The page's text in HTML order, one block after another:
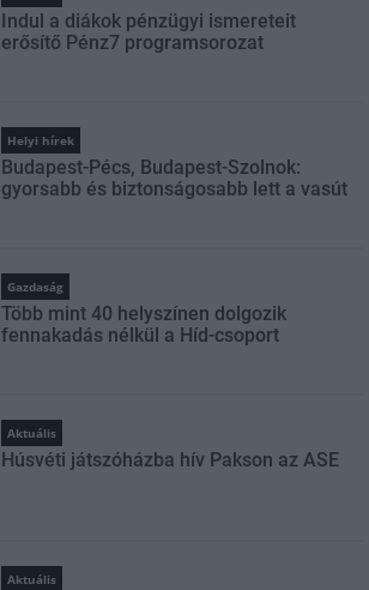
Indul a diákok pénzügyi ismereteit
erősítő Pénz7 programsorozat
Helyi hírek
Budapest-Pécs, Budapest-Szolnok:
gyorsabb és biztonságosabb lett a vasút
Gazdaság
Több mint 40 helyszínen dolgozik
fennakadás nélkül a Híd-csoport
Aktuális
Húsvéti játszóházba hív Pakson az ASE
Aktuális